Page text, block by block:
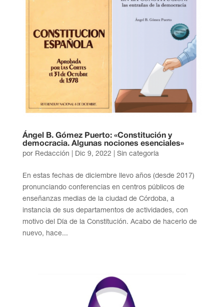
Ángel B. Gómez Puerto: «Constitución y
democracia. Algunas nociones esenciales»
por Redacción Dic 9, 2022 | Sin categoría
En estas fechas de diciembre llevo años (desde 2017)
pronunciando conferencias en centros públicos de
enseñanzas medias de la ciudad de Córdoba, a
instancia de sus departamentos de actividades, con
motivo del Día de la Constitución. Acabo de hacerlo de
nuevo, hace...